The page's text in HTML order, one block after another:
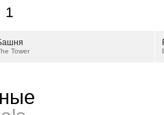
1
Tower